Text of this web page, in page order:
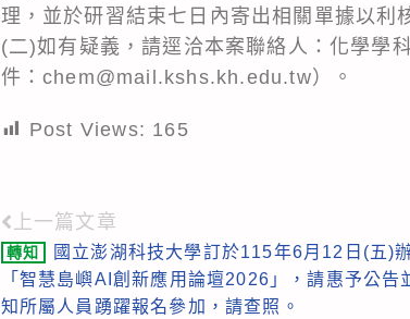
理，並於研習結束七日內寄出相關單據以利
(二)如有疑義，請逕洽本案聯絡人：化學學
件：chem@mail.kshs.kh.edu.tw）。
Post Views: 165
Read
more
articles
上一篇文章
轉知
國立澎湖科技大學訂於115年6月12日(五)
「智慧島嶼AI創新應用論壇2026」，請惠予公告
知所屬人員踴躍報名參加，請查照。